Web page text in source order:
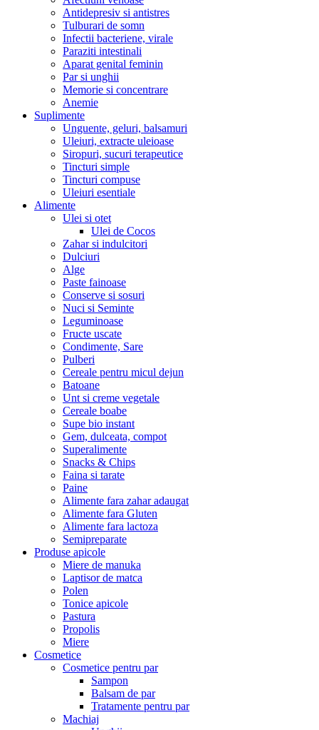
Antidepresiv si antistres
Tulburari de somn
Infectii bacteriene, virale
Paraziti intestinali
Aparat genital feminin
Par si unghii
Memorie si concentrare
Anemie
Suplimente
Unguente, geluri, balsamuri
Uleiuri, extracte uleioase
Siropuri, sucuri terapeutice
Tincturi simple
Tincturi compuse
Uleiuri esentiale
Alimente
Ulei si otet
Ulei de Cocos
Zahar si indulcitori
Dulciuri
Alge
Paste fainoase
Conserve si sosuri
Nuci si Seminte
Leguminoase
Fructe uscate
Condimente, Sare
Pulberi
Cereale pentru micul dejun
Batoane
Unt si creme vegetale
Cereale boabe
Supe bio instant
Gem, dulceata, compot
Superalimente
Snacks & Chips
Faina si tarate
Paine
Alimente fara zahar adaugat
Alimente fara Gluten
Alimente fara lactoza
Semipreparate
Produse apicole
Miere de manuka
Laptisor de matca
Polen
Tonice apicole
Pastura
Propolis
Miere
Cosmetice
Cosmetice pentru par
Sampon
Balsam de par
Tratamente pentru par
Machiaj